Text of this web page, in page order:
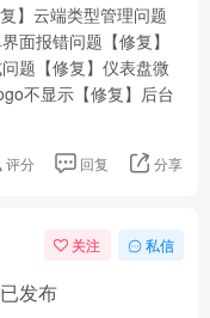
】云端类型管理问题
面报错问题【修复】
题【修复】仪表盘微
不显示【修复】后台
评分 回复 分享
关注 私信
发布